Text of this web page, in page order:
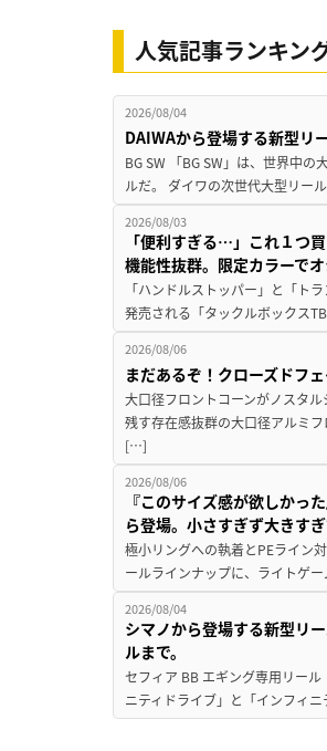
人気記事ランキン
2026/08/04
DAIWAから登場する新型リ
BG SW 「BG SW」は、世界中
ルだ。 ダイワの次世代大型リー
2026/08/03
「便利すぎる…」これ１つ
機能性抜群。限定カラーでオ
「ハンドルストッパー」と「ト
発売される「タックルボックス
2026/08/06
まだあるぞ！クローズドフ
大口径フロントコーンがノスタ
残す存在感抜群の大口径アルミ
[…]
2026/08/06
『このサイズ感が欲しかっ
ら登場。小さすぎず大きす
極小リングへの執着とPEライン
ールラインナップに、ライトゲ
2026/08/04
シマノから登場する新型リ
ルまで。
セフィア BB エギング専用リー
ニティドライブ」と「インフィ